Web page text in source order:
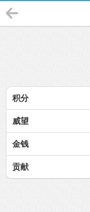
积分
威望
金钱
贡献